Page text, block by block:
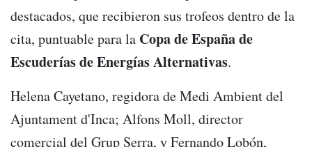
destacados, que recibieron sus trofeos dentro de la
cita, puntuable para la Copa de España de
Escuderías de Energías Alternativas.
Helena Cayetano, regidora de Medi Ambient del
Ajuntament d'Inca; Alfons Moll, director
comercial del Grup Serra, y Fernando Lobón,